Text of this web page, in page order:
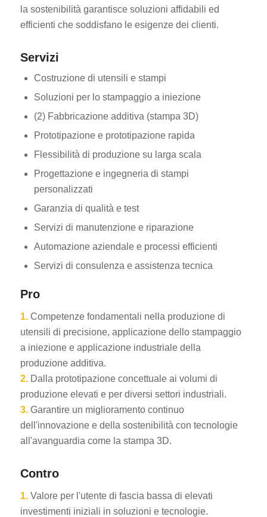
la sostenibilità garantisce soluzioni affidabili ed
efficienti che soddisfano le esigenze dei clienti.
Servizi
Costruzione di utensili e stampi
Soluzioni per lo stampaggio a iniezione
(2) Fabbricazione additiva (stampa 3D)
Prototipazione e prototipazione rapida
Flessibilità di produzione su larga scala
Progettazione e ingegneria di stampi
personalizzati
Garanzia di qualità e test
Servizi di manutenzione e riparazione
Automazione aziendale e processi efficienti
Servizi di consulenza e assistenza tecnica
Pro
1. Competenze fondamentali nella produzione di
utensili di precisione, applicazione dello stampaggio
a iniezione e applicazione industriale della
produzione additiva.
2. Dalla prototipazione concettuale ai volumi di
produzione elevati e per diversi settori industriali.
3. Garantire un miglioramento continuo
dell'innovazione e della sostenibilità con tecnologie
all'avanguardia come la stampa 3D.
Contro
1. Valore per l'utente di fascia bassa di elevati
investimenti iniziali in soluzioni e tecnologie.